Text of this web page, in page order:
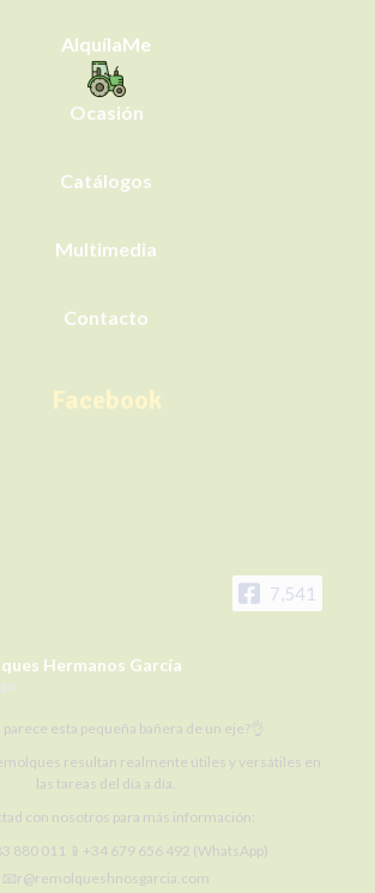
AlquílaMe
Ocasión
Catálogos
Multimedia
Contacto
Facebook
7,541
Hermanos García
parece esta pequeña bañera de un eje?👌
resultan realmente útiles y versátiles en
las tareas del día a día.
con nosotros para más información:
880 011 📱+34 679 656 492 (WhatsApp)
📧r@remolqueshnosgarcia.com